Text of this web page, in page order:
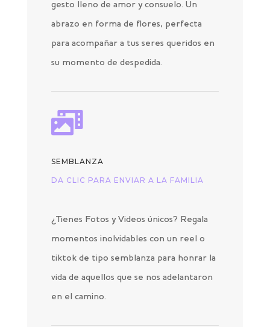
gesto lleno de amor y consuelo. Un
abrazo en forma de flores, perfecta
para acompañar a tus seres queridos en
su momento de despedida.

SEMBLANZA
DA CLIC PARA ENVIAR A LA FAMILIA
¿Tienes Fotos y Videos únicos? Regala
momentos inolvidables con un reel o
tiktok de tipo semblanza para honrar la
vida de aquellos que se nos adelantaron
en el camino.